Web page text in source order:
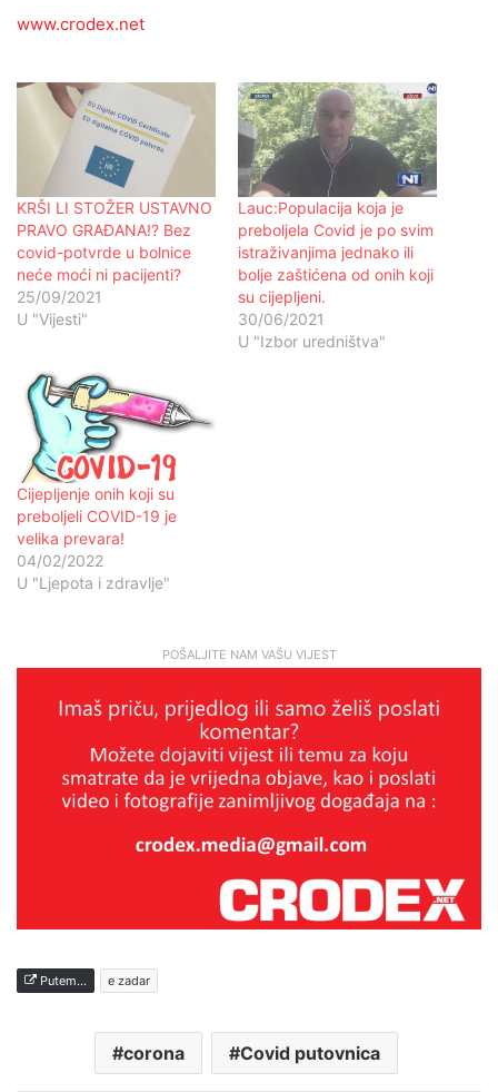
www.crodex.net
KRŠI LI STOŽER USTAVNO
PRAVO GRAĐANA!? Bez
covid-potvrde u bolnice
neće moći ni pacijenti?
25/09/2021
U "Vijesti"
Lauc:Populacija koja je
preboljela Covid je po svim
istraživanjima jednako ili
bolje zaštićena od onih koji
su cijepljeni.
30/06/2021
U "Izbor uredništva"
Cijepljenje onih koji su
preboljeli COVID-19 je
velika prevara!
04/02/2022
U "Ljepota i zdravlje"
POŠALJITE NAM VAŠU VIJEST
Putem... e zadar
corona Covid putovnica